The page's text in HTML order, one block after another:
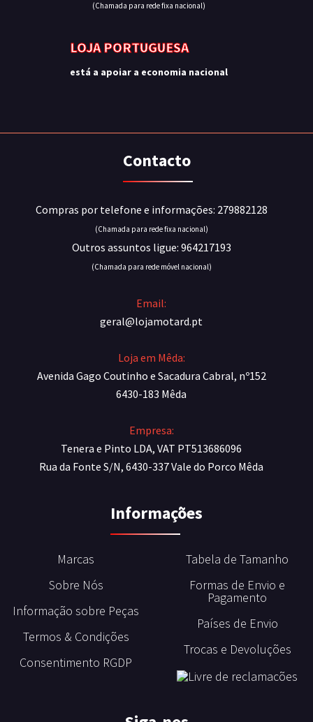
(Chamada para rede fixa nacional)
LOJA PORTUGUESA
está a apoiar a economia nacional
Contacto
Compras por telefone e informações: 279882128
(Chamada para rede fixa nacional)
Outros assuntos ligue: 964217193
(Chamada para rede móvel nacional)
Email:
geral@lojamotard.pt
Loja em Mêda:
Avenida Gago Coutinho e Sacadura Cabral, nº152
6430-183 Mêda
Empresa:
Tenera e Pinto LDA, VAT PT513686096
Rua da Fonte S/N, 6430-337 Vale do Porco Mêda
Informações
Marcas
Sobre Nós
Informação sobre Peças
Termos & Condições
Consentimento RGDP
Tabela de Tamanho
Formas de Envio e
Pagamento
Países de Envio
Trocas e Devoluções